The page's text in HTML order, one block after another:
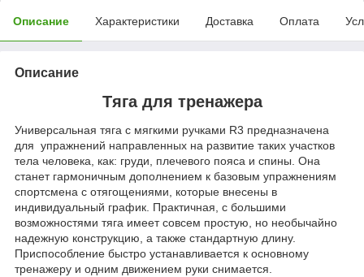
Описание Характеристики Доставка Оплата
Описание
Тяга для тренажера
Универсальная тяга с мягкими ручками R3 предназначена
для упражнений направленных на развитие таких участков
тела человека, как: груди, плечевого пояса и спины. Она
станет гармоничным дополнением к базовым упражнениям
спортсмена с отягощениями, которые внесены в
индивидуальный график. Практичная, с большими
возможностями тяга имеет совсем простую, но необычайно
надежную конструкцию, а также стандартную длину.
Приспособление быстро устанавливается к основному
тренажеру и одним движением руки снимается.